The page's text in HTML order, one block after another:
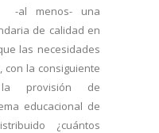
-al menos- una
de calidad en
las necesidades
la consiguiente
provisión de
educacional de
¿cuántos